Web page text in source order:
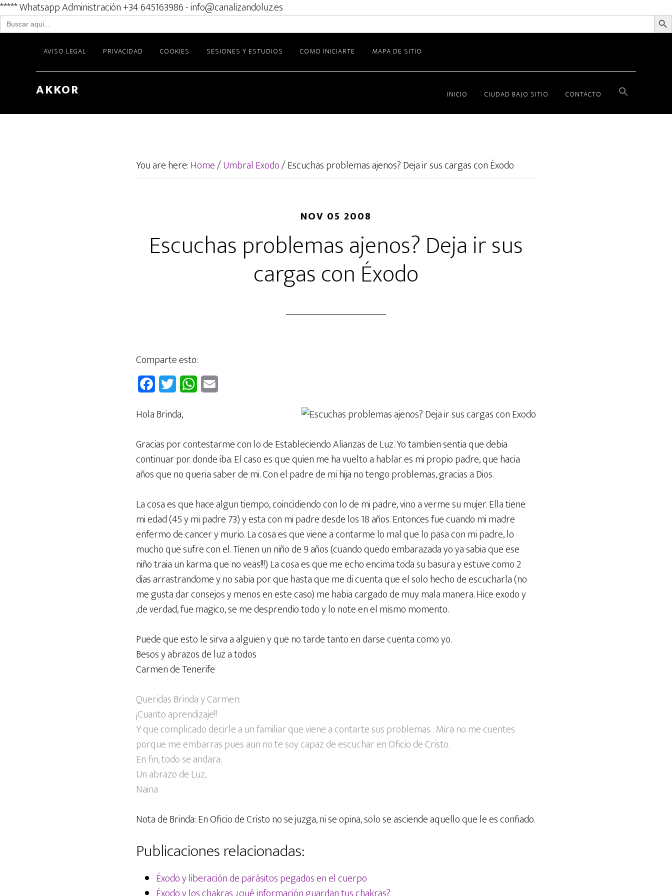
***** Whatsapp Administración +34 645163986 - info@canalizandoluz.es
Buscar: BOTÓN
AVISO LEGAL PRIVACIDAD COOKIES SESIONES Y ESTUDIOS COMO INICIARTE MAPA DE SITIO
AKKOR INICIO CIUDAD BAJO SITIO CONTACTO
You are here:Home/Umbral Exodo/Escuchas problemas ajenos? Deja ir sus cargas con Éxodo
NOV 05 2008
Escuchas problemas ajenos? Deja ir sus
cargas con Éxodo
Comparte esto:
c
b
k
i
t
e
s
p
l
Hola Brinda,
Gracias por contestarme con lo de Estableciendo Alianzas de Luz. Yo tambien sentia que debia
continuar por donde iba. El caso es que quien me ha vuelto a hablar es mi propio padre, que hacia
años que no queria saber de mi. Con el padre de mi hija no tengo problemas, gracias a Dios.
La cosa es que hace algun tiempo, coincidiendo con lo de mi padre, vino a verme su mujer. Ella tiene
mi edad (45 y mi padre 73) y esta con mi padre desde los 18 años. Entonces fue cuando mi madre
enfermo de cancer y murio. La cosa es que viene a contarme lo mal que lo pasa con mi padre, lo
mucho que sufre con el. Tienen un niño de 9 años (cuando quedo embarazada yo ya sabia que ese
niño traia un karma que no veas!!!) La cosa es que me echo encima toda su basura y estuve como 2
dias arrastrandome y no sabia por que hasta que me di cuenta que el solo hecho de escucharla (no
me gusta dar consejos y menos en este caso) me habia cargado de muy mala manera. Hice exodo y
,de verdad, fue magico, se me desprendio todo y lo note en el mismo momento.
Puede que esto le sirva a alguien y que no tarde tanto en darse cuenta como yo.
Besos y abrazos de luz a todos
Carmen de Tenerife
Queridas Brinda y Carmen:
¡Cuanto aprendizaje!!
Y que complicado decirle a un familiar que viene a contarte sus problemas : Mira no me cuentes
porque me embarras pues aun no te soy capaz de escuchar en Oficio de Cristo.
En fin, todo se andara.
Un abrazo de Luz,
Naina
Nota de Brinda: En Oficio de Cristo no se juzga, ni se opina, solo se asciende aquello que le es confiado.
Publicaciones relacionadas:
Éxodo y liberación de parásitos pegados en el cuerpo